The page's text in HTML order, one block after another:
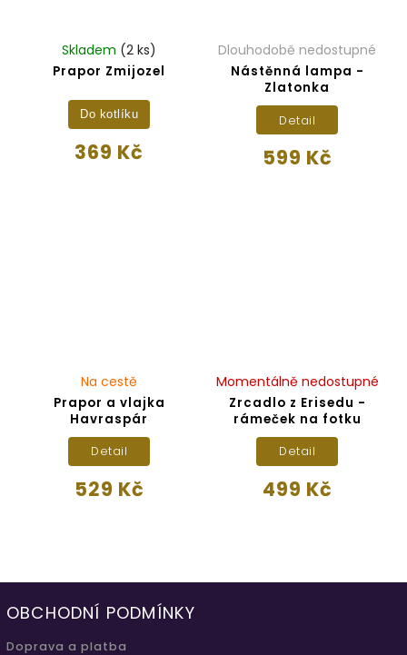
Prapor Zmijozel
Skladem (2 ks)
369 Kč
Do kotlíku
Nástěnná lampa -
Zlatonka
Dlouhodobě nedostupné
599 Kč
Detail
Prapor a vlajka
Havraspár
Na cestě
529 Kč
Detail
Zrcadlo z Erisedu -
rámeček na fotku
Momentálně nedostupné
499 Kč
Detail
OBCHODNÍ PODMÍNKY
Doprava a platba